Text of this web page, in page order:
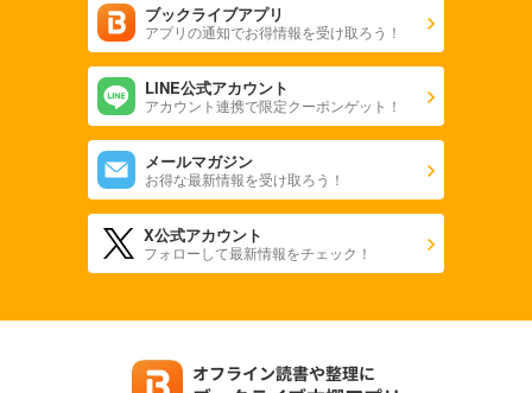
ブックライブアプリ
アプリの通知でお得情報を受け取ろう！
LINE公式アカウント
アカウント連携で限定クーポンゲット！
メールマガジン
お得な最新情報を受け取ろう！
X公式アカウント
フォローして最新情報をチェック！